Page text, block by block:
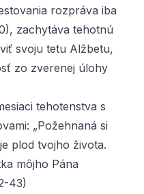
rozpráva iba
zachytáva tehotnú
svoju tetu Alžbetu,
zo zverenej úlohy
tehotenstva s
„Požehnaná si
plod tvojho života.
môjho Pána
43)